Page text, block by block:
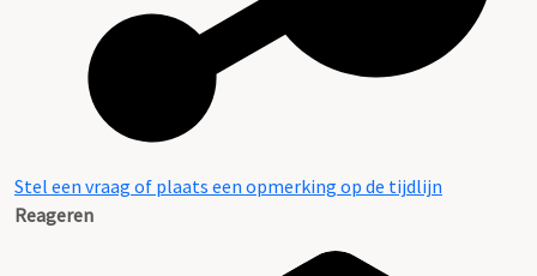
Stel een vraag of plaats een opmerking op de tijdlijn
Reageren